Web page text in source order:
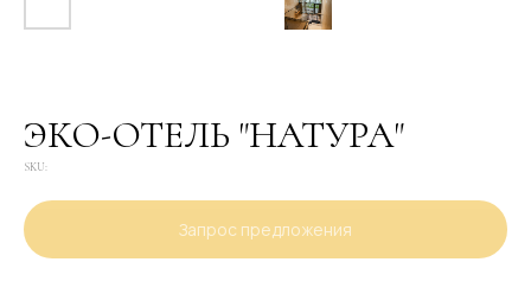
ЭКО-ОТЕЛЬ "НАТУРА"
SKU:
Запрос предложения